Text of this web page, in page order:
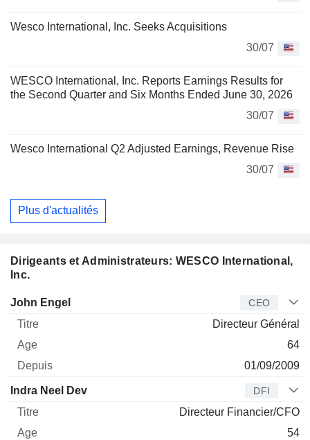
Wesco International, Inc. Seeks Acquisitions
30/07
WESCO International, Inc. Reports Earnings Results for
the Second Quarter and Six Months Ended June 30, 2026
30/07
Wesco International Q2 Adjusted Earnings, Revenue Rise
30/07
Plus d'actualités
Dirigeants et Administrateurs: WESCO International,
Inc.
Dirigeant Titre
John Engel CEO
Directeur Général
64
01/09/2009
Indra Neel Dev DFI
Directeur Financier/CFO
54